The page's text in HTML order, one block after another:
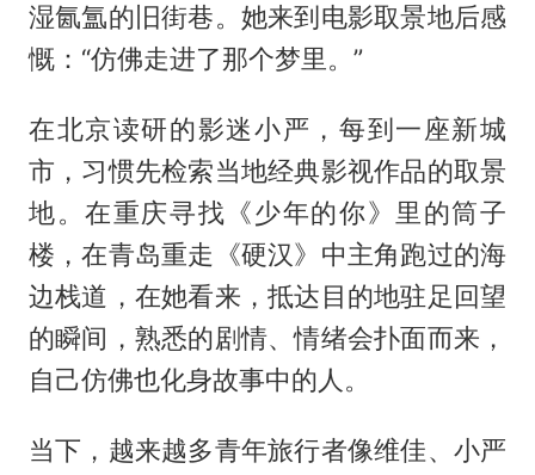
湿氤氲的旧街巷。她来到电影取景地后感
慨：“仿佛走进了那个梦里。”
在北京读研的影迷小严，每到一座新城
市，习惯先检索当地经典影视作品的取景
地。在重庆寻找《少年的你》里的筒子
楼，在青岛重走《硬汉》中主角跑过的海
边栈道，在她看来，抵达目的地驻足回望
的瞬间，熟悉的剧情、情绪会扑面而来，
自己仿佛也化身故事中的人。
当下，越来越多青年旅行者像维佳、小严